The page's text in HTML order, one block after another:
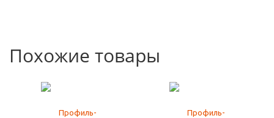
Похожие товары